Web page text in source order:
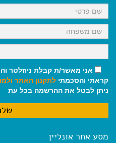
p
m
אני מאשר/ת קבלת ניוזלטר
קראתי והסכמתי לתקנון האתר
ניתן לבטל את ההרשמה בכל עת
מסע אחר אונליין